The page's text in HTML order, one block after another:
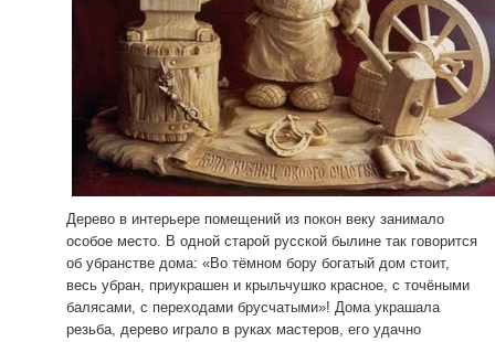
Дерево в интерьере помещений из покон веку занимало
особое место. В одной старой русской былине так говорится
об убранстве дома: «Во тёмном бору богатый дом стоит,
весь убран, приукрашен и крыльчушко красное, с точёными
балясами, с переходами брусчатыми»! Дома украшала
резьба, дерево играло в руках мастеров, его удачно